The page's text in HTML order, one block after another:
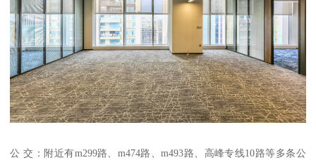
公 交：附近有m299路、m474路、m493路、高峰专线10路等多条公